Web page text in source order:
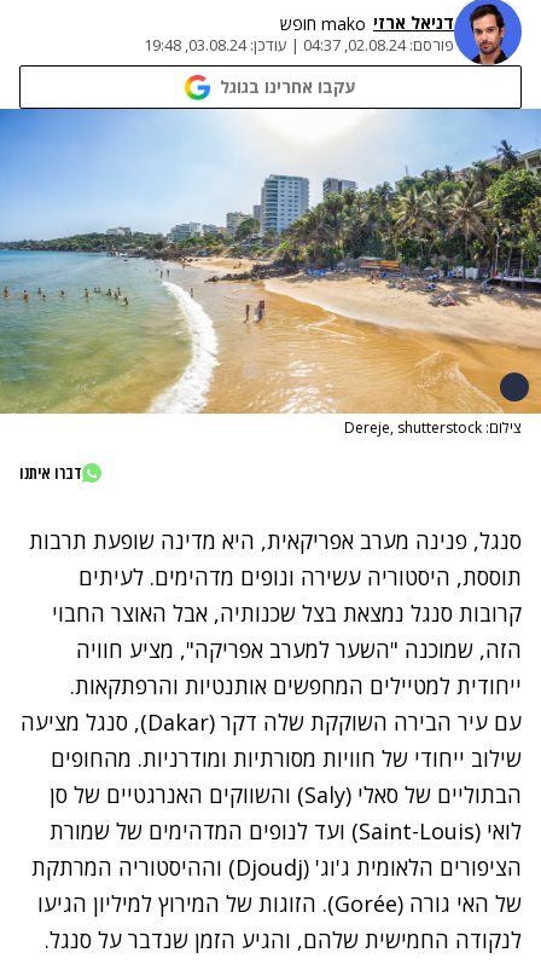
דניאל ארזי mako חופש
פורסם:02.08.24, 04:37
| עודכן:03.08.24, 19:48
עקבו אחרינו בגוגל
צילום: Dereje, shutterstock
דברו איתנו
סנגל, פנינה מערב אפריקאית, היא מדינה שופעת תרבות
תוססת, היסטוריה עשירה ונופים מדהימים. לעיתים
קרובות סנגל נמצאת בצל שכנותיה, אבל האוצר החבוי
הזה, שמוכנה "השער למערב אפריקה", מציע חוויה
ייחודית למטיילים המחפשים אותנטיות והרפתקאות.
עם עיר הבירה השוקקת שלה דקר (Dakar), סנגל מציעה
שילוב ייחודי של חוויות מסורתיות ומודרניות. מהחופים
הבתוליים של סאלי (Saly) והשווקים האנרגטיים של סן
לואי (Saint-Louis) ועד לנופים המדהימים של שמורת
הציפורים הלאומית ג'וג' (Djoudj) וההיסטוריה המרתקת
של האי גורה (Gorée) . הזוגות של המירוץ למיליון הגיעו
לנקודה החמישית שלהם, והגיע הזמן שנדבר על סנגל.